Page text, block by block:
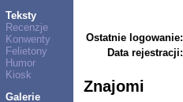
Teksty
Recenzje
Konwenty
Felietony
Humor
Kiosk
Galerie
Ostatnie logowanie:
Data rejestracji:
Znajomi